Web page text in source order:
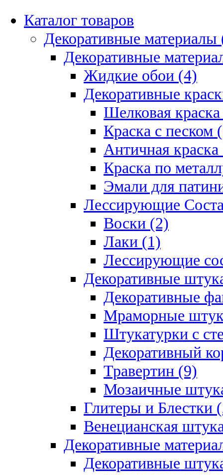
Каталог товаров
Декоративные материалы
Декоративные
Жидкие обои (4)
Декоративные
Шелковая
Краска с песком
Античная
Краска по
Эмали для
Лессирующие
Воски (2)
Лаки (1)
Лессирующие
Декоративные
Декоративные
Мраморные
Штукатурки с
Декоративный
Травертин (9)
Мозаичные
Глитеры и Блестки
Венецианская
Декоративные
Декоративные